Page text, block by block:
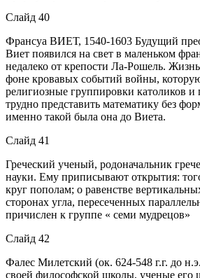
Слайд 40
Франсуа ВИЕТ, 1540-1603 Будущий
Виет появился на свет в маленьком
недалеко от крепости Ла-Рошель.
фоне кровавых событий войны,
религиозные группировки католиков и
трудно представить математику без
именно такой была она до Виета.
Слайд 41
Греческий ученый, родоначальник
науки. Ему приписывают открытия:
круг пополам; о равенстве
сторонах угла, пересеченных
причислен к группе « семи мудрецов»
Слайд 42
Фалес Милетский (ок. 624-548 г.г. до
своей философской школы, ученые его